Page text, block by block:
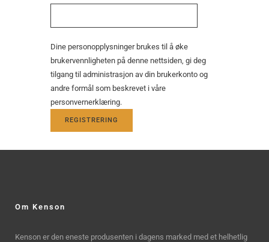
Dine personopplysninger brukes til å øke
brukervennligheten på denne nettsiden, gi deg
tilgang til administrasjon av din brukerkonto og
andre formål som beskrevet i våre
personvernerklæring.
REGISTRERING
Om Kenson
Kenson er den eneste produsenten i dagens marked med et helhetlig